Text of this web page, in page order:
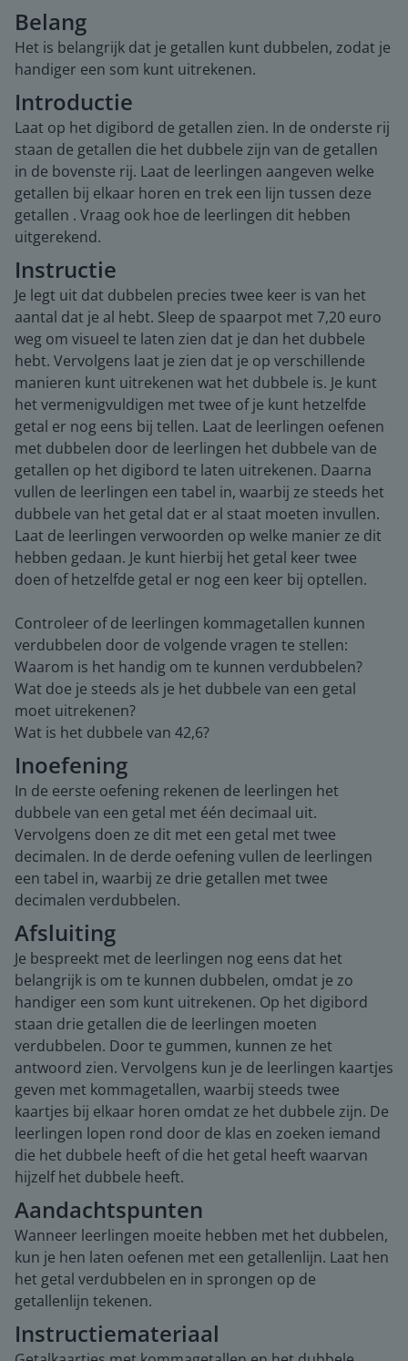
Belang
Het is belangrijk dat je getallen kunt dubbelen, zodat je
handiger een som kunt uitrekenen.
Introductie
Laat op het digibord de getallen zien. In de onderste rij
staan de getallen die het dubbele zijn van de getallen
in de bovenste rij. Laat de leerlingen aangeven welke
getallen bij elkaar horen en trek een lijn tussen deze
getallen . Vraag ook hoe de leerlingen dit hebben
uitgerekend.
Instructie
Je legt uit dat dubbelen precies twee keer is van het
aantal dat je al hebt. Sleep de spaarpot met 7,20 euro
weg om visueel te laten zien dat je dan het dubbele
hebt. Vervolgens laat je zien dat je op verschillende
manieren kunt uitrekenen wat het dubbele is. Je kunt
het vermenigvuldigen met twee of je kunt hetzelfde
getal er nog eens bij tellen. Laat de leerlingen oefenen
met dubbelen door de leerlingen het dubbele van de
getallen op het digibord te laten uitrekenen. Daarna
vullen de leerlingen een tabel in, waarbij ze steeds het
dubbele van het getal dat er al staat moeten invullen.
Laat de leerlingen verwoorden op welke manier ze dit
hebben gedaan. Je kunt hierbij het getal keer twee
doen of hetzelfde getal er nog een keer bij optellen.
Controleer of de leerlingen kommagetallen kunnen
verdubbelen door de volgende vragen te stellen:
Waarom is het handig om te kunnen verdubbelen?
Wat doe je steeds als je het dubbele van een getal
moet uitrekenen?
Wat is het dubbele van 42,6?
Inoefening
In de eerste oefening rekenen de leerlingen het
dubbele van een getal met één decimaal uit.
Vervolgens doen ze dit met een getal met twee
decimalen. In de derde oefening vullen de leerlingen
een tabel in, waarbij ze drie getallen met twee
decimalen verdubbelen.
Afsluiting
Je bespreekt met de leerlingen nog eens dat het
belangrijk is om te kunnen dubbelen, omdat je zo
handiger een som kunt uitrekenen. Op het digibord
staan drie getallen die de leerlingen moeten
verdubbelen. Door te gummen, kunnen ze het
antwoord zien. Vervolgens kun je de leerlingen kaartjes
geven met kommagetallen, waarbij steeds twee
kaartjes bij elkaar horen omdat ze het dubbele zijn. De
leerlingen lopen rond door de klas en zoeken iemand
die het dubbele heeft of die het getal heeft waarvan
hijzelf het dubbele heeft.
Aandachtspunten
Wanneer leerlingen moeite hebben met het dubbelen,
kun je hen laten oefenen met een getallenlijn. Laat hen
het getal verdubbelen en in sprongen op de
getallenlijn tekenen.
Instructiemateriaal